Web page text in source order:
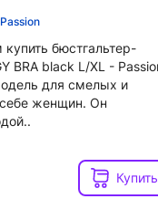
Passion
бюстгальтер-
BRA black L/XL -
для смелых и
женщин. Он
Купить